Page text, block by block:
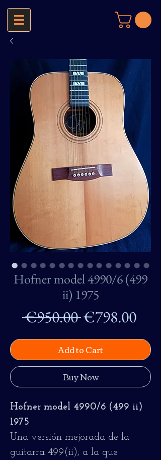
Hofner model 4990/6 (499
ii) 1975
€950.00 Regular
Price
€798.00Sale
Price
Add to Cart
Buy Now
Hofner model 4990/6 (499 ii)
1975
Una versión mejorada de la
guitarra 499(ii), a la que